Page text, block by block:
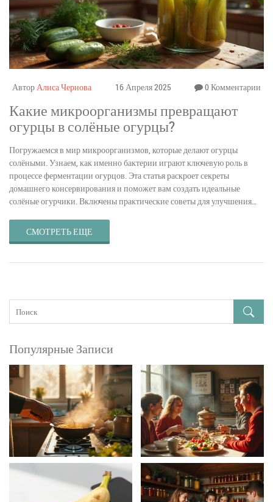
АвторАлиса Чернова 16 Апреля 2025 0 Комментарии
Какие микроорганизмы превращают
огурцы в солёные огурцы?
Погружаемся в мир микроорганизмов, которые делают огурцы
солёными. Узнаем, как именно бактерии играют ключевую роль в
процессе ферментации огурцов. Эта статья раскроет секреты
домашнего консервирования и поможет вам создать идеальные
солёные огурчики. Включены практические советы для улучшения
СМОТРЕТЬ ЕЩЕ
Популярные Записи